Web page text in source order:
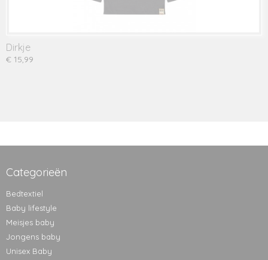
Dirkje
€ 15,99
Categorieën
Bedtextiel
Baby lifestyle
Meisjes baby
Jongens baby
Unisex Baby